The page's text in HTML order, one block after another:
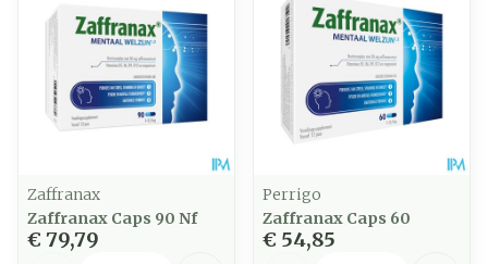
Zaffranax
Zaffranax Caps 90 Nf
€ 79,79
Perrigo
Zaffranax Caps 60
€ 54,85